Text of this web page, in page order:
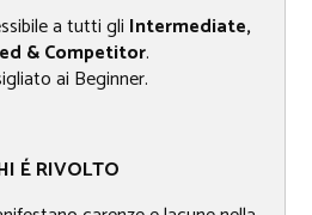
a tutti gli Intermediate,
& Competitor.
ai Beginner.
É RIVOLTO​